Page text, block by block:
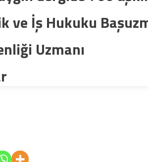
ve İş Hukuku
Uzmanı